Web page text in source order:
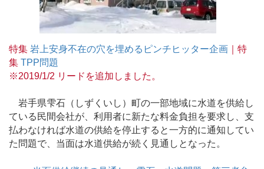
特集 岩上安身不在の穴を埋めるピンチヒッター企画 ｜特
集 TPP問題
※2019/1/2 リードを追加しました。
岩手県雫石（しずくいし）町の一部地域に水道を供給し
ている民間会社が、利用者に新たな料金負担を要求し、支
払わなければ水道の供給を停止すると一方的に通知してい
た問題で、当面は水道供給が続く見通しとなった。